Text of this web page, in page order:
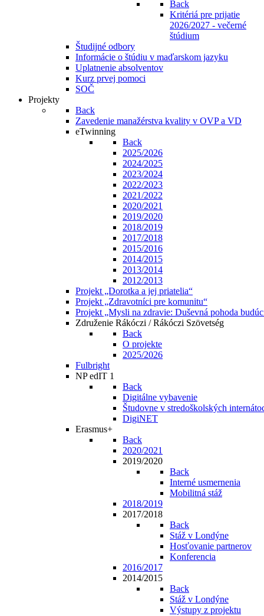
Back
Kritériá pre prijatie
2026/2027 - večerné
štúdium
Študijné odbory
Informácie o štúdiu v maďarskom jazyku
Uplatnenie absolventov
Kurz prvej pomoci
SOČ
Projekty
Back
Zavedenie manažérstva kvality v OVP a VD
eTwinning
Back
2025/2026
2024/2025
2023/2024
2022/2023
2021/2022
2020/2021
2019/2020
2018/2019
2017/2018
2015/2016
2014/2015
2013/2014
2012/2013
Projekt „Dorotka a jej priatelia“
Projekt „Zdravotníci pre komunitu“
Projekt „Mysli na zdravie: Duševná pohoda
Združenie Rákóczi / Rákóczi Szövetség
Back
O projekte
2025/2026
Fulbright
NP edIT 1
Back
Digitálne vybavenie
Študovne v stredoškolských
DigiNET
Erasmus+
Back
2020/2021
2019/2020
Back
Interné usmernenia
Mobilitná stáž
2018/2019
2017/2018
Back
Stáž v Londýne
Hosťovanie partnerov
Konferencia
2016/2017
2014/2015
Back
Stáž v Londýne
Výstupy z projektu